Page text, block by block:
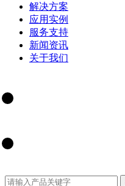
解决方案
应用实例
服务支持
新闻资讯
关于我们